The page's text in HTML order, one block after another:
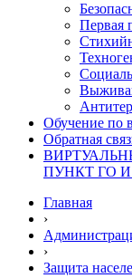
Первая
Обучение по
Обратная
ПУНКТ ГО И
Главная
›
›
Защита